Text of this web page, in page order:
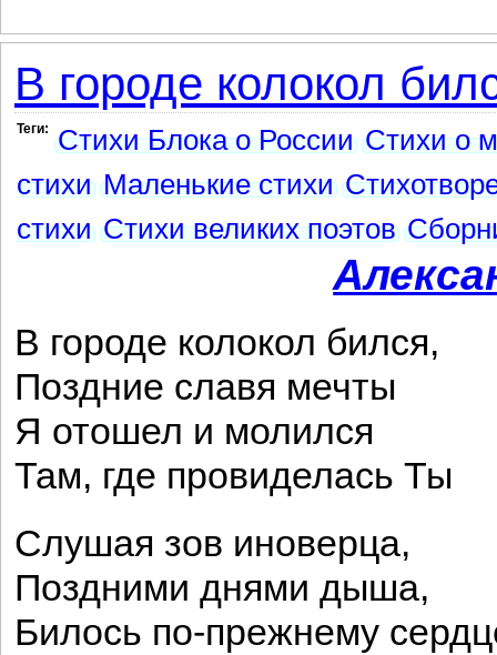
В городе колокол
Теги: Стихи Блока о России Стихи о
стихи Маленькие стихи
стихи Стихи великих поэтов
В городе колокол бился,
Поздние славя мечты
Я отошел и молился
Там, где провиделась Ты
Слушая зов иноверца,
Поздними днями дыша,
Билось по-прежнему